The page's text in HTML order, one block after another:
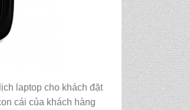
laptop cho khách đặt
cái của khách hàng